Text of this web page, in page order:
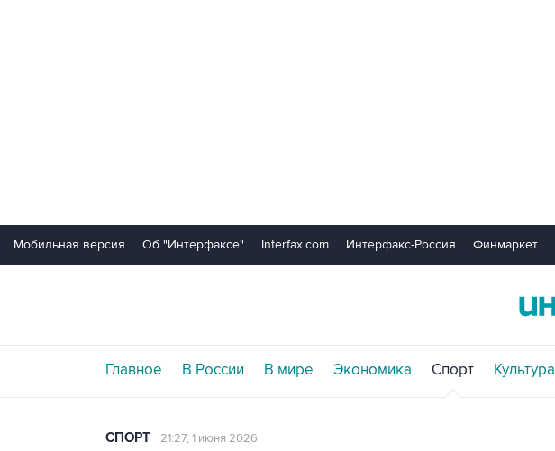
Мобильная версия Об "Интерфаксе" Interfax.com Интерфакс-Россия Финмаркет
Главное В России В мире Экономика Спорт Культура
СПОРТ 21:27, 1 июня 2026